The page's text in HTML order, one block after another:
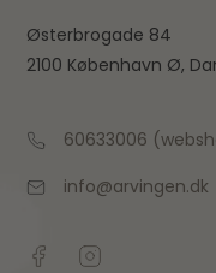
Østerbrogade 84
2100 København Ø,
60633006
info@arvingen.dk